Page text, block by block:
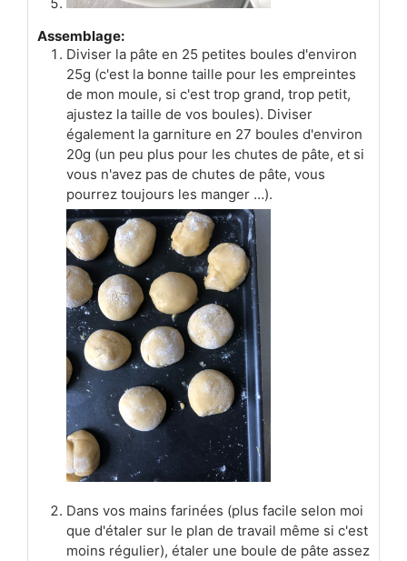
Assemblage:
Diviser la pâte en 25 petites boules d'environ
25g (c'est la bonne taille pour les empreintes
de mon moule, si c'est trop grand, trop petit,
ajustez la taille de vos boules). Diviser
également la garniture en 27 boules d'environ
20g (un peu plus pour les chutes de pâte, et si
vous n'avez pas de chutes de pâte, vous
pourrez toujours les manger …).
Dans vos mains farinées (plus facile selon moi
que d'étaler sur le plan de travail même si c'est
moins régulier), étaler une boule de pâte assez